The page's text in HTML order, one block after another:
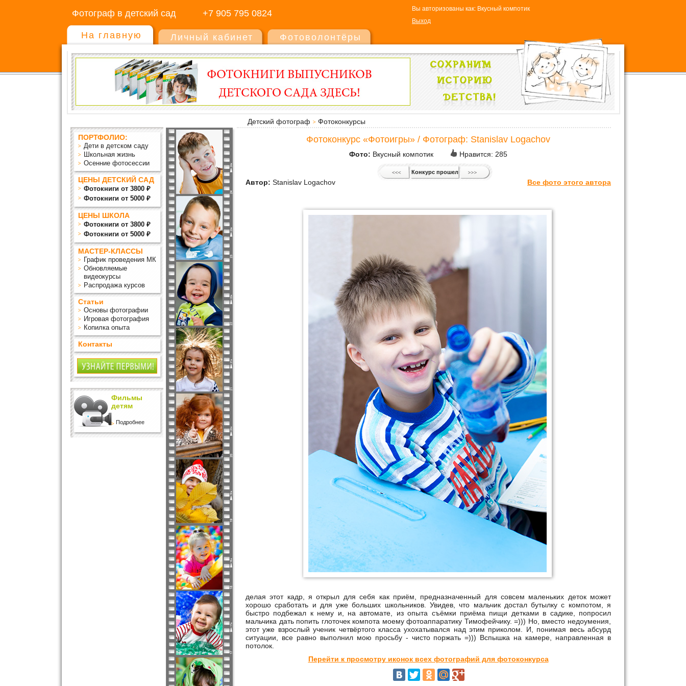
Фотограф в детский сад +7 905 795 0824
Вы авторизованы как: Вкусный компотик
Выход
На главную Личный кабинет Фотоволонтёры
Детский фотограф
Фотоконкурсы
ПОРТФОЛИО:
Дети в детском саду
Школьная жизнь
Осенние фотосессии
ЦЕНЫ ДЕТСКИЙ САД
Фотокниги от 3800 ₽
Фотокниги от 5000 ₽
ЦЕНЫ ШКОЛА
Фотокниги от 3800 ₽
Фотокниги от 5000 ₽
МАСТЕР-КЛАССЫ
График проведения МК
Обновляемые
видеокурсы
Распродажа курсов
Статьи
Основы фотографии
Игровая фотография
Копилка опыта
Контакты
Фильмы
детям
Подробнее
Фотоконкурс «Фотоигры» / Фотограф: Stanislav Logachov
Фото: Вкусный компотик Нравится: 285
Автор: Stanislav Logachov
Конкурс прошел
Все фото этого автора
делая этот кадр, я открыл для себя как приём, предназначенный для совсем маленьких деток может
хорошо сработать и для уже больших школьников. Увидев, что мальчик достал бутылку с компотом, я
быстро подбежал к нему и, на автомате, из опыта съёмки приёма пищи детками в садике, попросил
мальчика дать попить глоточек компота моему фотоаппаратику Тимофейчику. =))) Но, вместо недоумения,
этот уже взрослый ученик четвёртого класса ухохатывался над этим приколом. И, понимая весь абсурд
ситуации, все равно выполнил мою просьбу - чисто поржать =))) Вспышка на камере, направленная в
потолок.
Перейти к просмотру иконок всех фотографий для фотоконкурса